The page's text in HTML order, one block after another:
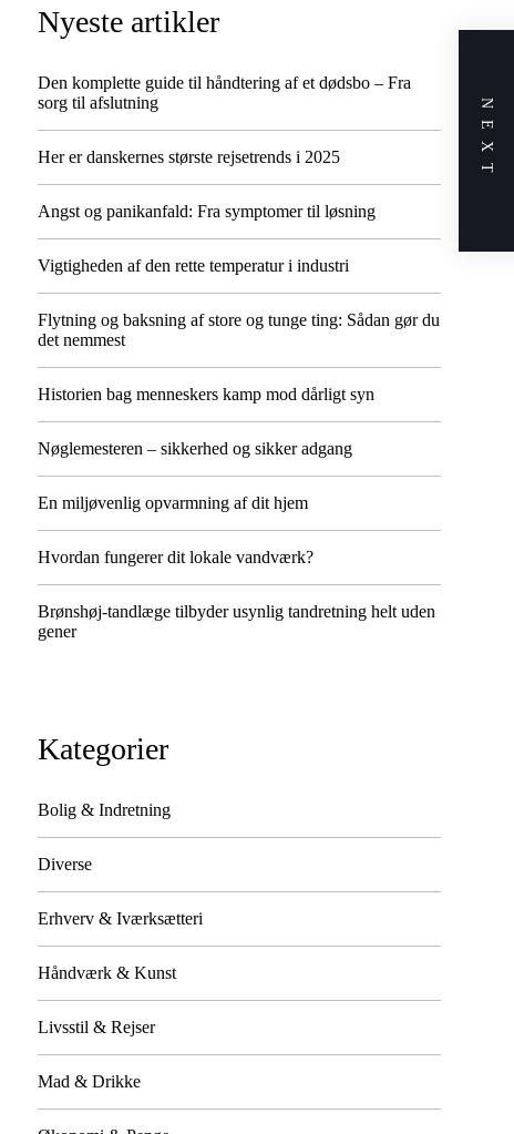
Nyeste artikler
Den komplette guide til håndtering af et dødsbo – Fra
sorg til afslutning
Her er danskernes største rejsetrends i 2025
Angst og panikanfald: Fra symptomer til løsning
Vigtigheden af den rette temperatur i industri
Flytning og baksning af store og tunge ting: Sådan gør du
det nemmest
Historien bag menneskers kamp mod dårligt syn
Nøglemesteren – sikkerhed og sikker adgang
En miljøvenlig opvarmning af dit hjem
Hvordan fungerer dit lokale vandværk?
Brønshøj-tandlæge tilbyder usynlig tandretning helt uden
gener
Kategorier
Bolig & Indretning
Diverse
Erhverv & Iværksætteri
Håndværk & Kunst
Livsstil & Rejser
Mad & Drikke
NEXT